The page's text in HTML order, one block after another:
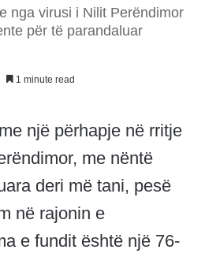
nga virusi i Nilit Perëndimor
për të parandaluar
1 minute read
një përhapje në rritje
me nëntë
deri më tani, pesë
në rajonin e
e fundit është një 76-